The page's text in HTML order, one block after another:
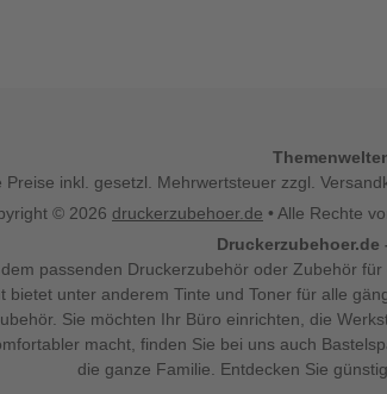
Preise inkl. gesetzl. Mehrwertsteuer zzgl.
© 2026 druckerzubehoer.de • Alle Rechte
passenden Druckerzubehör oder Zubehör
bietet unter anderem Tinte und Toner für alle
Sie möchten Ihr Büro einrichten, die
macht, finden Sie bei uns auch
die ganze Familie. Entdecken Sie